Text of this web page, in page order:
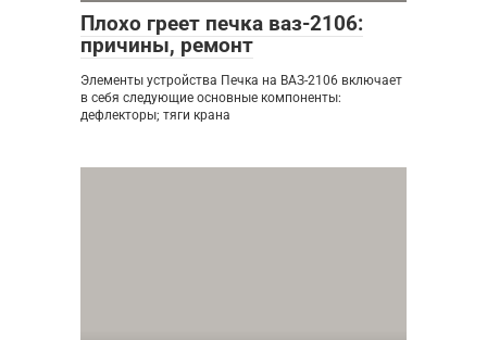
Плохо греет печка ваз-2106:
причины, ремонт
Элементы устройства Печка на ВАЗ-2106 включает
в себя следующие основные компоненты:
дефлекторы; тяги крана